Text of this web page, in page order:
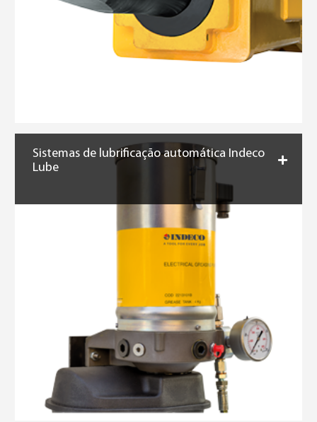
Sistemas de lubrificação automática Indeco
Lube